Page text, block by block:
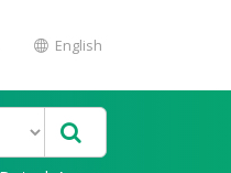
English